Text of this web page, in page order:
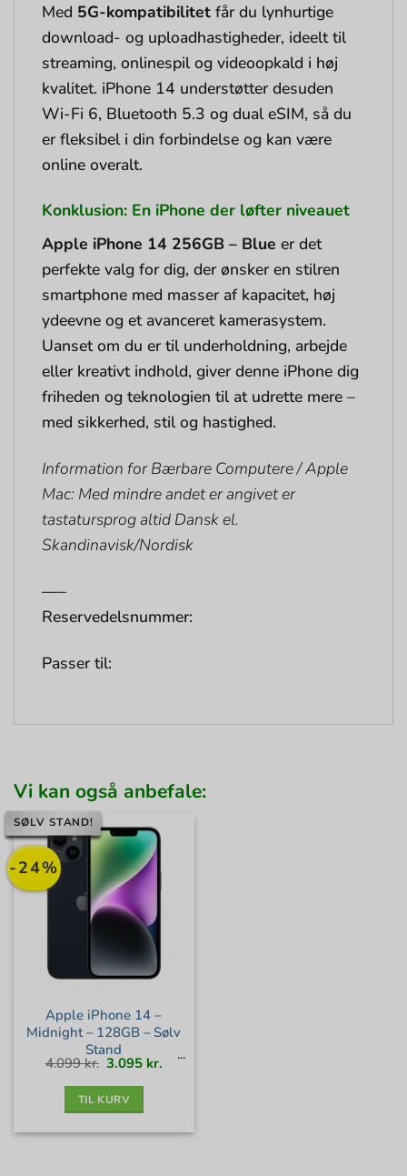
Med 5G-kompatibilitet får du lynhurtige
download- og uploadhastigheder, ideelt til
streaming, onlinespil og videoopkald i høj
kvalitet. iPhone 14 understøtter desuden
Wi-Fi 6, Bluetooth 5.3 og dual eSIM, så du
er fleksibel i din forbindelse og kan være
online overalt.
Konklusion: En iPhone der løfter niveauet
Apple iPhone 14 256GB – Blue er det
perfekte valg for dig, der ønsker en stilren
smartphone med masser af kapacitet, høj
ydeevne og et avanceret kamerasystem.
Uanset om du er til underholdning, arbejde
eller kreativt indhold, giver denne iPhone dig
friheden og teknologien til at udrette mere –
med sikkerhed, stil og hastighed.
Information for Bærbare Computere / Apple
Mac: Med mindre andet er angivet er
tastatursprog altid Dansk el.
Skandinavisk/Nordisk
—–
Reservedelsnummer:
Passer til:
Vi kan også anbefale:
-24%
SØLV STAND!
Apple iPhone 14 –
Midnight – 128GB – Sølv
Stand
4.099kr. Den
oprindelige
pris
3.095 kr. Den
TIL KURV